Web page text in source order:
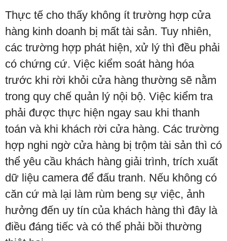
Thực tế cho thấy không ít trường hợp cửa
hàng kinh doanh bị mất tài sản. Tuy nhiên,
các trường hợp phát hiện, xử lý thì đều phải
có chứng cứ. Việc kiểm soát hàng hóa
trước khi rời khỏi cửa hàng thường sẽ nằm
trong quy chế quản lý nội bộ. Việc kiểm tra
phải được thực hiện ngay sau khi thanh
toán và khi khách rời cửa hàng. Các trường
hợp nghi ngờ cửa hàng bị trộm tài sản thì có
thể yêu cầu khách hàng giải trình, trích xuất
dữ liệu camera để đấu tranh. Nếu không có
căn cứ mà lại làm rùm beng sự việc, ảnh
hưởng đến uy tín của khách hàng thì đây là
điều đáng tiếc và có thể phải bồi thường